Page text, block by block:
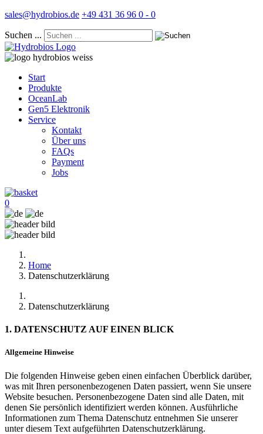
sales@hydrobios.de +49 431 36 96 0 - 0
Suchen ...
Start
Produkte
OceanLab
Gen5 Elektronik
Service
Kontakt
Über uns
FAQs
Payment
Jobs
0
Home
Datenschutzerklärung
Datenschutzerklärung
1. DATENSCHUTZ AUF EINEN BLICK
Allgemeine Hinweise
Die folgenden Hinweise geben einen einfachen Überblick darüber,
was mit Ihren personenbezogenen Daten passiert, wenn Sie unsere
Website besuchen. Personenbezogene Daten sind alle Daten, mit
denen Sie persönlich identifiziert werden können. Ausführliche
Informationen zum Thema Datenschutz entnehmen Sie unserer
unter diesem Text aufgeführten Datenschutzerklärung.